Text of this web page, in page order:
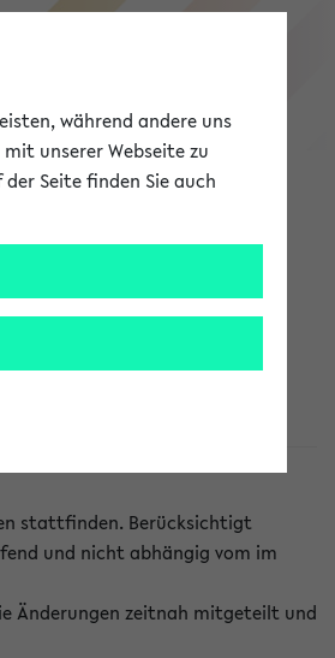
eKVV
stattfinden. Berücksichtigt
und nicht abhängig vom im
Änderungen zeitnah mitgeteilt und
während andere uns
unserer Webseite zu
Seite finden Sie auch